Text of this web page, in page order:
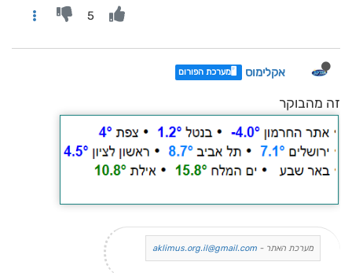
5
אקלימוס 🖥️מערכת הפורום
זה מהבוקר
מערכת האתר - aklimus.org.il@gmail.com